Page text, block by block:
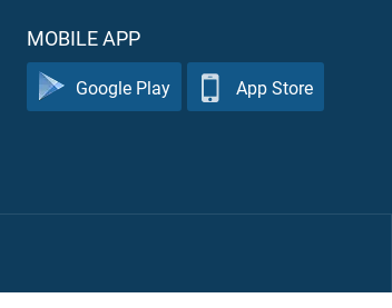
MOBILE APP
Google Play App Store